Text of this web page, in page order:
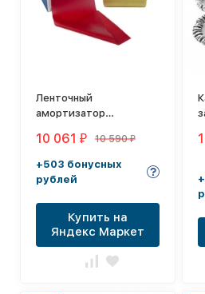
Ленточный
амортизатор
25 м
10 061₽ 10 590₽
+503 бонусных
рублей
Купить на
Яндекс Маркет